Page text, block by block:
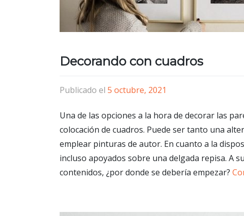
Decorando con cuadros
Publicado el 5 octubre, 2021
Una de las opciones a la hora de decorar las
colocación de cuadros. Puede ser tanto una
emplear pinturas de autor. En cuanto a la
incluso apoyados sobre una delgada repisa. A
contenidos, ¿por donde se debería empezar?